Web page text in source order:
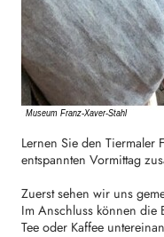
Lernen Sie den Tiermaler
entspannten Vormittag
Zuerst sehen wir uns
Im Anschluss können die
Tee oder Kaffee